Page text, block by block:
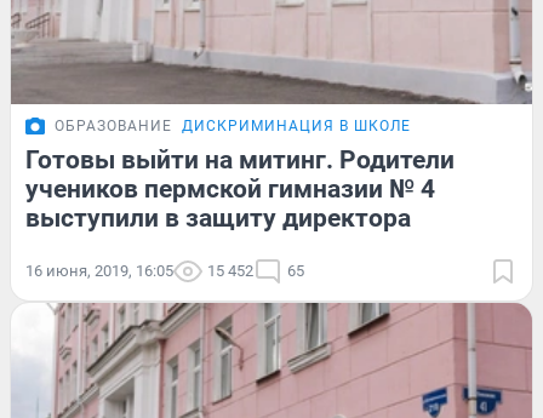
ОБРАЗОВАНИЕ ДИСКРИМИНАЦИЯ В ШКОЛЕ
Готовы выйти на митинг. Родители
учеников пермской гимназии № 4
выступили в защиту директора
16 июня, 2019, 16:05 15 452 65